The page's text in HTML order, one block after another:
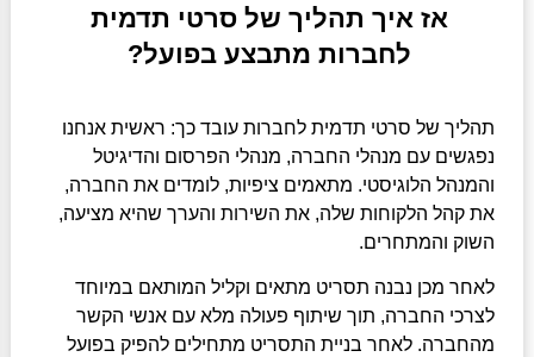
אז איך תהליך של סרטי תדמית
לחברות מתבצע בפועל?
תהליך של סרטי תדמית לחברות עובד כך: ראשית אנחנו
נפגשים עם מנהלי החברה, מנהלי הפרסום והדיגיטל
והמנהל הלוגיסטי. מתאמים ציפיות, לומדים את החברה,
את קהל הלקוחות שלה, את השירות והערך שהיא מציעה,
השוק והמתחרים.
לאחר מכן נבנה תסריט מתאים וקליל המותאם במיוחד
לצרכי החברה, תוך שיתוף פעולה מלא עם אנשי הקשר
מהחברה. לאחר בניית התסריט מתחילים להפיק בפועל